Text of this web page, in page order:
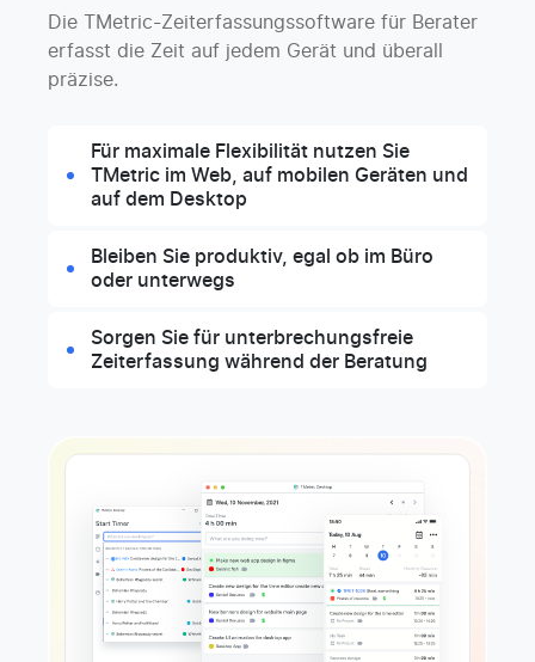
Die TMetric-Zeiterfassungssoftware für Berater
erfasst die Zeit auf jedem Gerät und überall
präzise.
Für maximale Flexibilität nutzen Sie
TMetric im Web, auf mobilen Geräten und
auf dem Desktop
Bleiben Sie produktiv, egal ob im Büro
oder unterwegs
Sorgen Sie für unterbrechungsfreie
Zeiterfassung während der Beratung